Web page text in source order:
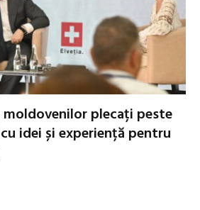
moldovenilor plecați peste
idei și experiență pentru